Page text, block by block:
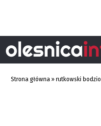
Strona główna »rutkowski bodzio